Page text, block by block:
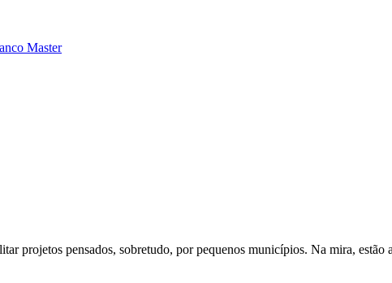
Master
projetos pensados, sobretudo, por pequenos municípios. Na mira, estão